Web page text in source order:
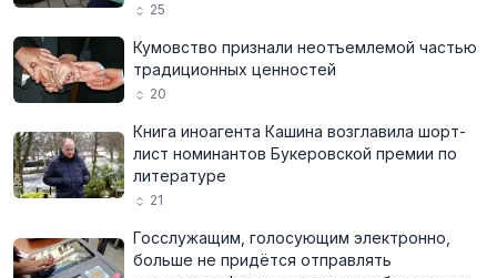
25
Кумовство признали неотъемлемой частью
традиционных ценностей
20
Книга иноагента Кашина возглавила шорт-
лист номинантов Букеровской премии по
литературе
21
Госслужащим, голосующим электронно,
больше не придётся отправлять